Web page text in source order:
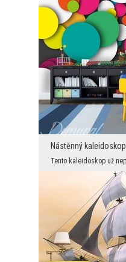
Nástěnný kaleidoskop